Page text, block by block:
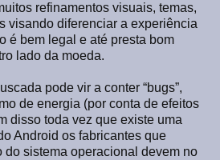
refinamentos visuais, temas,
visando diferenciar a experiência
é bem legal e até presta bom
lado da moeda.
pode vir a conter “bugs”,
de energia (por conta de efeitos
disso toda vez que existe uma
Android os fabricantes que
do sistema operacional devem no